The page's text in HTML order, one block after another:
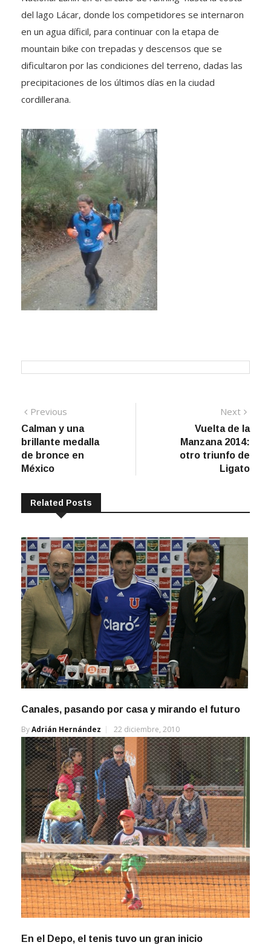
del lago Lácar, donde los competidores se internaron
en un agua díficil, para continuar con la etapa de
mountain bike con trepadas y descensos que se
dificultaron por las condiciones del terreno, dadas las
precipitaciones de los últimos días en la ciudad
cordillerana.
Navegación
de
entradas
Previous
post:
Calman y una
brillante medalla
de bronce en
México
Next
post:
Vuelta de la
Manzana 2014:
otro triunfo de
Ligato
Related Posts
Canales, pasando por casa y mirando el futuro
ByAdrián Hernández 22 diciembre, 2010
En el Depo, el tenis tuvo un gran inicio